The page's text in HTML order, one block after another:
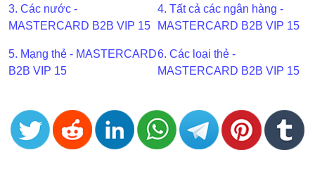
Checker
v2
BIN
CC
Generator
Banks
Credit
3. Các nước -
MASTERCARD B2B VIP 15
4. Tất cả các ngân hàng -
MASTERCARD B2B VIP 15
5. Mạng thẻ - MASTERCARD
B2B VIP 15
6. Các loại thẻ -
MASTERCARD B2B VIP 15